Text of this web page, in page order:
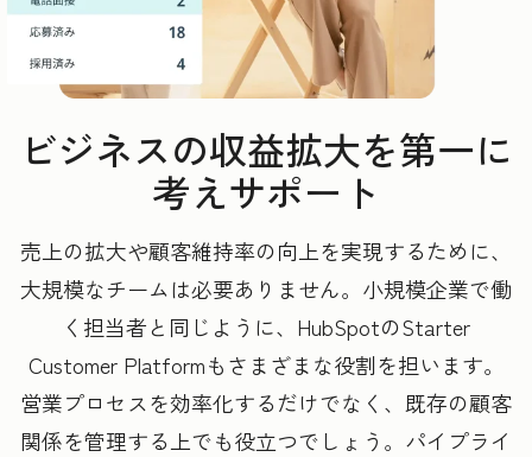
ビジネスの収益拡大を第一に
考えサポート
売上の拡大や顧客維持率の向上を実現するために、
大規模なチームは必要ありません。小規模企業で働
く担当者と同じように、HubSpotのStarter
Customer Platformもさまざまな役割を担います。
営業プロセスを効率化するだけでなく、既存の顧客
関係を管理する上でも役立つでしょう。パイプライ